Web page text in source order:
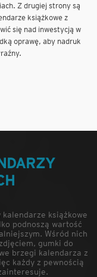
Z drugiej strony są
książkowe z
się nad inwestycją w
oprawę, aby nadruk
książkowe
podnoszą wartość
Wśród nich
gumki do
brzegi kalendarza z
każdy z pewnością